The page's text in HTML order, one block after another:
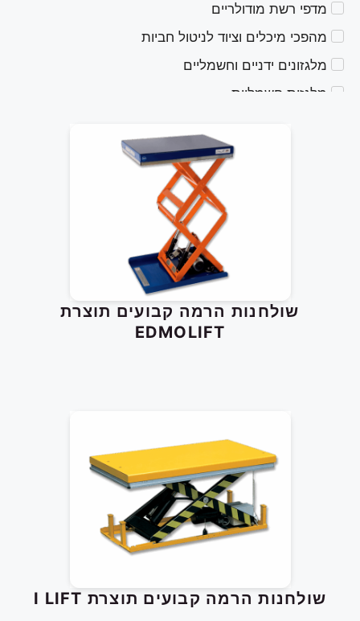
מדפי רשת מודולריים
מהפכי מיכלים וציוד לניטול חביות
מלגזונים ידניים וחשמליים
מלגזות חשמליות
משטחי הרמה ענקיים
מתקני הרמה חשמליים קומפקטיים
מתקני הרמה עיליים
עגלות חשמליות לטיפוס מדרגות
עגלות משטח 4 גלגלים
שולחנות הרמה קבועים
שולחנות הרמה קבועים תוצרת
EDMOLIFT
שולחנות הרמה קבועים תוצרת I LIFT